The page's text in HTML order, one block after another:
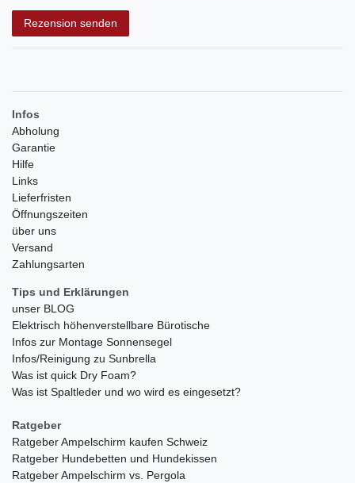
Rezension senden
Infos
Abholung
Garantie
Hilfe
Links
Lieferfristen
Öffnungszeiten
über uns
Versand
Zahlungsarten
Tips und Erklärungen
unser BLOG
Elektrisch höhenverstellbare Bürotische
Infos zur Montage Sonnensegel
Infos/Reinigung zu Sunbrella
Was ist quick Dry Foam?
Was ist Spaltleder und wo wird es eingesetzt?
Ratgeber
Ratgeber Ampelschirm kaufen Schweiz
Ratgeber Hundebetten und Hundekissen
Ratgeber Ampelschirm vs. Pergola